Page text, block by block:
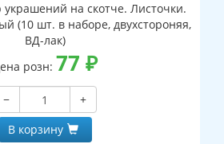
на скотче. Листочки.
(10 шт. в наборе, двухстороняя,
ВД-лак)
розн: 77 ₽
−
+
В корзину